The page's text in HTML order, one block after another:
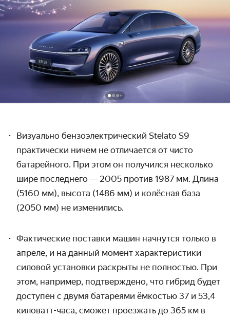
Визуально бензоэлектрический Stelato S9
практически ничем не отличается от чисто
батарейного. При этом он получился несколько
шире последнего — 2005 против 1987 мм. Длина
(5160 мм), высота (1486 мм) и колёсная база
(2050 мм) не изменились.
Фактические поставки машин начнутся только в
апреле, и на данный момент характеристики
силовой установки раскрыты не полностью. При
этом, например, подтверждено, что гибрид будет
доступен с двумя батареями ёмкостью 37 и 53,4
киловатт-часа, сможет проезжать до 365 км в